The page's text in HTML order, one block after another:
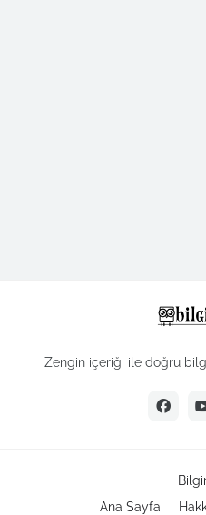
Zengin içeriği ile doğru
Ana Sayfa